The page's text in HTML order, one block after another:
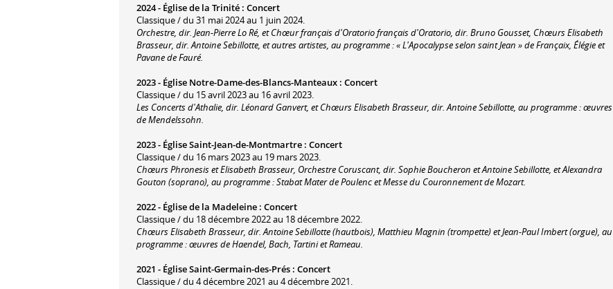
2024 - Église de la Trinité : Concert
Classique / du 31 mai 2024 au 1 juin 2024.
Orchestre, dir. Jean-Pierre Lo Ré, et Chœur français d'Oratorio français d'Oratorio, dir. Bruno Gousset, Chœurs Elisabeth
Brasseur, dir. Antoine Sebillotte, et autres artistes, au programme : « L'Apocalypse selon saint Jean » de Françaix, Élégie et
Pavane de Fauré.
2023 - Église Notre-Dame-des-Blancs-Manteaux : Concert
Classique / du 15 avril 2023 au 16 avril 2023.
Les Concerts d'Athalie, dir. Léonard Ganvert, et Chœurs Elisabeth Brasseur, dir. Antoine Sebillotte, au programme : œuvres
de Mendelssohn.
2023 - Église Saint-Jean-de-Montmartre : Concert
Classique / du 16 mars 2023 au 19 mars 2023.
Chœurs Phronesis et Elisabeth Brasseur, Orchestre Coruscant, dir. Sophie Boucheron et Antoine Sebillotte, et Alexandra
Gouton (soprano), au programme : Stabat Mater de Poulenc et Messe du Couronnement de Mozart.
2022 - Église de la Madeleine : Concert
Classique / du 18 décembre 2022 au 18 décembre 2022.
Chœurs Elisabeth Brasseur, dir. Antoine Sebillotte (hautbois), Matthieu Magnin (trompette) et Jean-Paul Imbert (orgue), au
programme : œuvres de Haendel, Bach, Tartini et Rameau.
2021 - Église Saint-Germain-des-Prés : Concert
Classique / du 4 décembre 2021 au 4 décembre 2021.